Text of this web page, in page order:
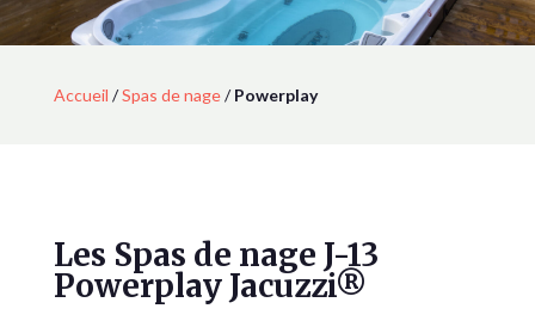
Accueil /Spas de nage/Powerplay
Les Spas de nage J-13
Powerplay Jacuzzi®